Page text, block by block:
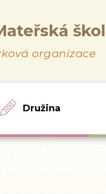
organizace
Družina